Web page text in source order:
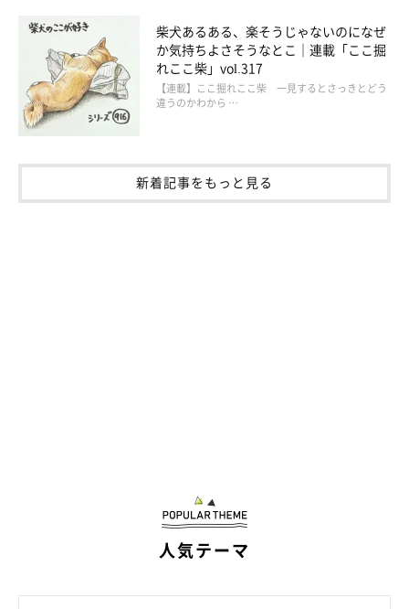
柴犬あるある、楽そうじゃないのになぜ
か気持ちよさそうなとこ｜連載「ここ掘
れここ柴」vol.317
【連載】ここ掘れここ柴 一見するとさっきとどう
違うのかわから …
新着記事をもっと見る
人気テーマ